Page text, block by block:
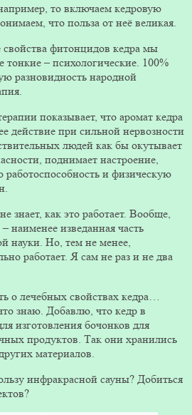
то включаем кедровую
что польза от неё великая.
фитонцидов кедра мы
тонкие – психологические. 100%
разновидность народной
показывает, что аромат кедра
действие при сильной нервозности
людей как бы окутывает
поднимает настроение,
работоспособность и физическую
знает, как это работает. Вообще,
– наименее изведанная часть
науки. Но, тем не менее,
работает. Я сам не раз и не два
о лечебных свойствах кедра…
знаю. Добавлю, что кедр в
изготовления бочонков для
продуктов. Так они хранились
материалов.
инфракрасной сауны? Добиться